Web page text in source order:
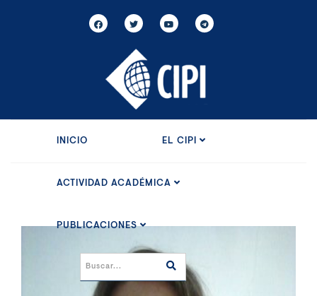
INICIO EL CIPI
ACTIVIDAD ACADÉMICA
PUBLICACIONES